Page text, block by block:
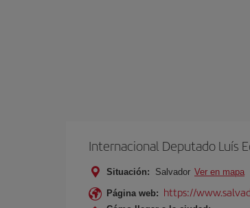
Internacional Deputado Luís
Situación: Salvador Ver en mapa
Página web: https://